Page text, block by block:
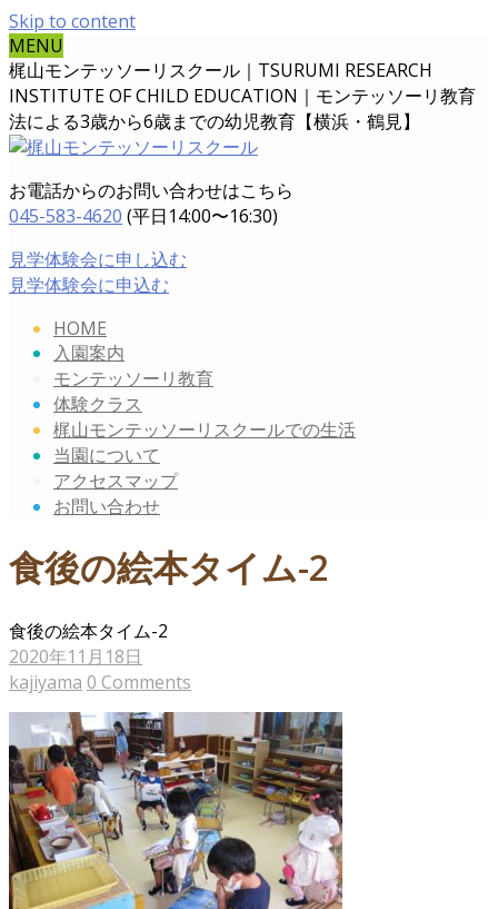
Skip to content
MENU
梶山モンテッソーリスクール｜TSURUMI RESEARCH
INSTITUTE OF CHILD EDUCATION｜ モンテッソーリ教育
法による3歳から6歳までの幼児教育【横浜・鶴見】
お電話からのお問い合わせはこちら
045-583-4620 (平日14:00〜16:30)
見学体験会に申し込む
見学体験会に申込む
HOME
入園案内
モンテッソーリ教育
体験クラス
梶山モンテッソーリスクールでの生活
当園について
アクセスマップ
お問い合わせ
食後の絵本タイム-2
食後の絵本タイム-2
2020年11月18日
kajiyama 0 Comments